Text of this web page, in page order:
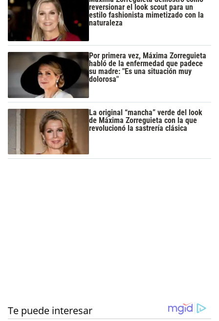
reversionar el look scout para un
estilo fashionista mimetizado con la
naturaleza
Por primera vez, Máxima Zorreguieta
habló de la enfermedad que padece
su madre: "Es una situación muy
dolorosa"
La original “mancha” verde del look
de Máxima Zorreguieta con la que
revolucionó la sastrería clásica